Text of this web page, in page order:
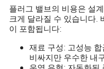
플러그 밸브의 비용은 설
크게 달라질 수 있습니다.
이 포함됩니다:
재료 구성: 고성능
비싸지만 우수한 내